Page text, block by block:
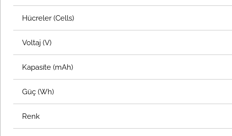
Hücreler (Cells)
Voltaj (V)
Kapasite (mAh)
Güç (Wh)
Renk